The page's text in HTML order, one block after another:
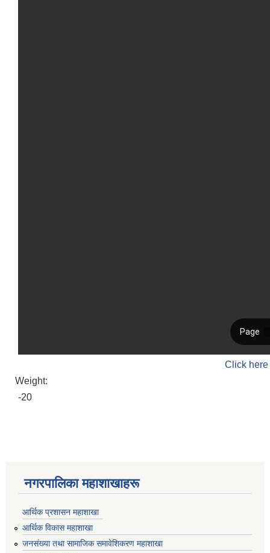
Click
Weight:
-20
नगरपालिका महाशाखाहरू
आर्थिक प्रशासन महाशाखा
आर्थिक विकास महाशाखा
जनसंख्या तथा सामाजिक समावेशिकरण महाशाखा